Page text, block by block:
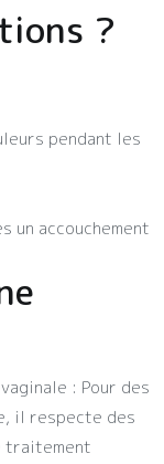
?
pendant les
un accouchement
: Pour des
il respecte des
traitement